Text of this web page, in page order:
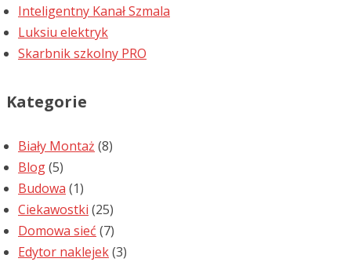
Inteligentny Kanał Szmala
Luksiu elektryk
Skarbnik szkolny PRO
Kategorie
Biały Montaż (8)
Blog(5)
Budowa (1)
Ciekawostki (25)
Domowa sieć (7)
Edytor naklejek(3)